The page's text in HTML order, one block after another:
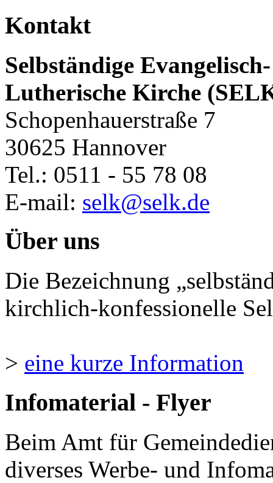
Kontakt
Selbständige Evangelisch-
Lutherische Kirche
Schopenhauerstraße 7
30625 Hannover
Tel.: 0511 - 55 78 08
E-mail: selk@selk.de
Über uns
Die Bezeichnung
kirchlich-konfessionelle
> eine kurze Information
Infomaterial - Flyer
Beim Amt für
diverses Werbe- und